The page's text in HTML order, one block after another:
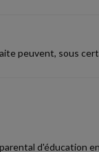
peuvent, sous
d'éducation